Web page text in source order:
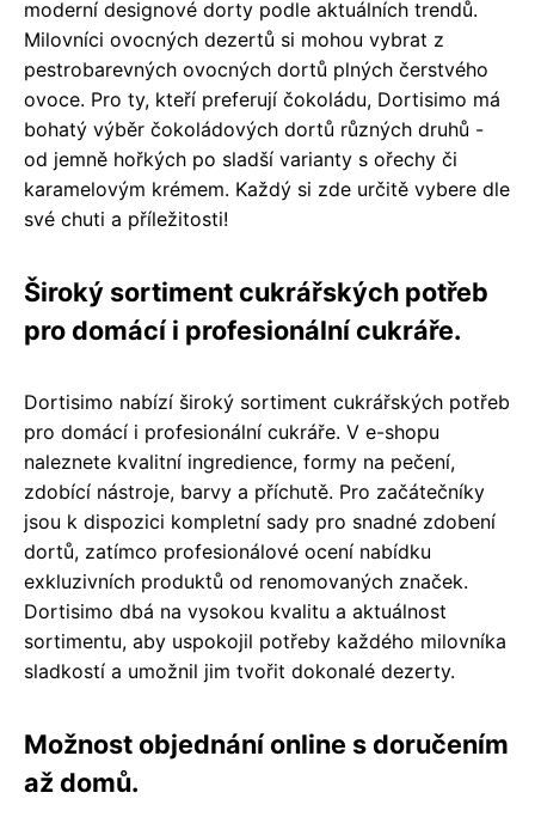
moderní designové dorty podle aktuálních trendů.
Milovníci ovocných dezertů si mohou vybrat z
pestrobarevných ovocných dortů plných čerstvého
ovoce. Pro ty, kteří preferují čokoládu, Dortisimo má
bohatý výběr čokoládových dortů různých druhů -
od jemně hořkých po sladší varianty s ořechy či
karamelovým krémem. Každý si zde určitě vybere dle
své chuti a příležitosti!
Široký sortiment cukrářských potřeb
pro domácí i profesionální cukráře.
Dortisimo nabízí široký sortiment cukrářských potřeb
pro domácí i profesionální cukráře. V e-shopu
naleznete kvalitní ingredience, formy na pečení,
zdobící nástroje, barvy a příchutě. Pro začátečníky
jsou k dispozici kompletní sady pro snadné zdobení
dortů, zatímco profesionálové ocení nabídku
exkluzivních produktů od renomovaných značek.
Dortisimo dbá na vysokou kvalitu a aktuálnost
sortimentu, aby uspokojil potřeby každého milovníka
sladkostí a umožnil jim tvořit dokonalé dezerty.
Možnost objednání online s doručením
až domů.